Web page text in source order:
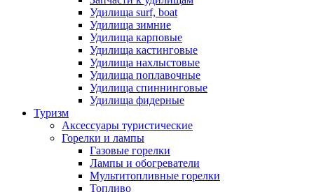
Удилища surf, boat
Удилища зимние
Удилища карповые
Удилища кастинговые
Удилища нахлыстовые
Удилища поплавочные
Удилища спиннинговые
Удилища фидерные
Туризм
Аксессуары туристические
Горелки и лампы
Газовые горелки
Лампы и обогреватели
Мультитопливные горелки
Топливо